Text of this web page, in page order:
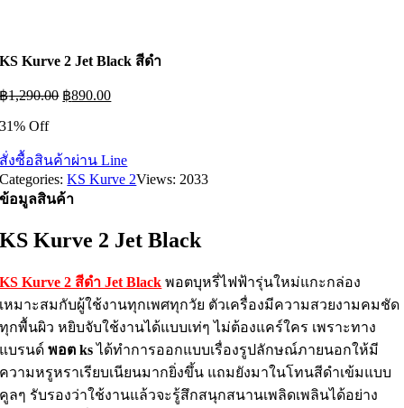
KS Kurve 2 Jet Black สีดำ
฿1,290.00 Original
฿890.00Current
31% Off
สั่งซื้อสินค้าผ่าน Line
Categories:KS Kurve 2Views: 2033
ข้อมูลสินค้า
KS Kurve 2 Jet Black
KS Kurve 2 สีดำ Jet Black พอตบุหรี่ไฟฟ้ารุ่นใหม่แกะกล่อง
เหมาะสมกับผู้ใช้งานทุกเพศทุกวัย ตัวเครื่องมีความสวยงามคมชัด
ทุกพื้นผิว หยิบจับใช้งานได้แบบเท่ๆ ไม่ต้องแคร์ใคร เพราะทาง
แบรนด์พอต ksได้ทำการออกแบบเรื่องรูปลักษณ์ภายนอกให้มี
ความหรูหราเรียบเนียนมากยิ่งขึ้น แถมยังมาในโทนสีดำเข้มแบบ
คูลๆ รับรองว่าใช้งานแล้วจะรู้สึกสนุกสนานเพลิดเพลินได้อย่าง